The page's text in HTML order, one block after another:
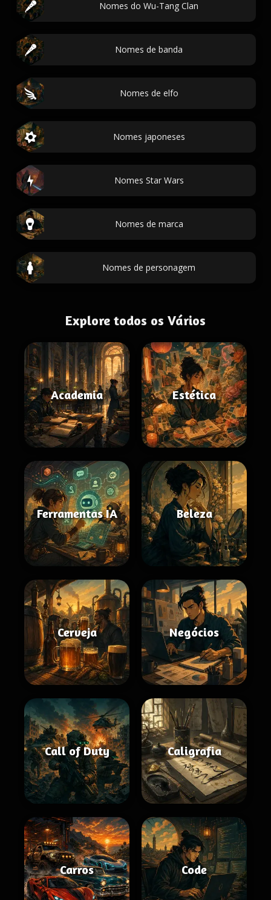
Nomes do Wu-Tang Clan
Nomes de banda
Nomes de elfo
Nomes japoneses
Nomes Star Wars
Nomes de marca
Nomes de personagem
Explore todos os Vários
Academia Estética
Ferramentas IA Beleza
Cerveja Negócios
Call of Duty Caligrafia
Carros Code